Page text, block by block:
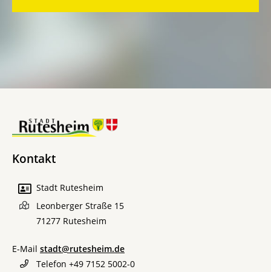
Kontakt
Stadt Rutesheim
Leonberger Straße 15
71277 Rutesheim
E-Mail stadt@rutesheim.de
Telefon +49 7152 5002-0